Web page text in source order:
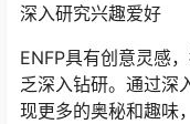
深入研究兴趣爱好
ENFP具有创意灵感
乏深入钻研。通过深
现更多的奥秘和趣味